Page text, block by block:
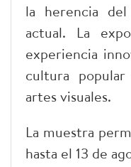
la herencia
actual. La
experiencia
cultura
artes visuales.
La muestra
hasta el 13 de